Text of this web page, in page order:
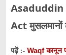
Asaduddin
Act मुसलमानों
पढ़ें :- Waqf कानून